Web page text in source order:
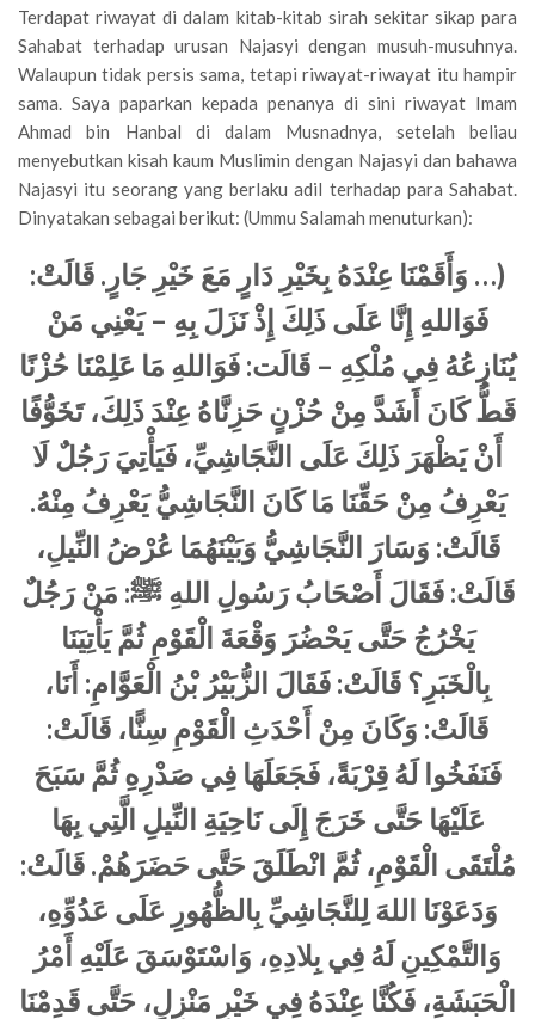
Terdapat riwayat di dalam kitab-kitab sirah sekitar sikap para
Sahabat terhadap urusan Najasyi dengan musuh-musuhnya.
Walaupun tidak persis sama, tetapi riwayat-riwayat itu hampir
sama. Saya paparkan kepada penanya di sini riwayat Imam
Ahmad bin Hanbal di dalam Musnadnya, setelah beliau
menyebutkan kisah kaum Muslimin dengan Najasyi dan bahawa
Najasyi itu seorang yang berlaku adil terhadap para Sahabat.
Dinyatakan sebagai berikut: (Ummu Salamah menuturkan):
(… وَأَقَمْنَا عِنْدَهُ بِخَيْرِ دَارٍ مَعَ خَيْرِ جَارٍ. قَالَتْ:
فَوَاللهِ إِنَّا عَلَى ذَلِكَ إِذْ نَزَلَ بِهِ – يَعْنِي مَنْ
يُنَازِعُهُ فِي مُلْكِهِ – قَالَت: فَوَاللهِ مَا عَلِمْنَا حُزْنًا
قَطُّ كَانَ أَشَدَّ مِنْ حُزْنٍ حَزِنَّاهُ عِنْدَ ذَلِكَ، تَخَوُّفًا
أَنْ يَظْهَرَ ذَلِكَ عَلَى النَّجَاشِيِّ، فَيَأْتِيَ رَجُلٌ لَا
يَعْرِفُ مِنْ حَقِّنَا مَا كَانَ النَّجَاشِيُّ يَعْرِفُ مِنْهُ.
قَالَتْ: وَسَارَ النَّجَاشِيُّ وَبَيْنَهُمَا عُرْضُ النِّيلِ،
قَالَتْ: فَقَالَ أَصْحَابُ رَسُولِ اللهِ ﷺ: مَنْ رَجُلٌ
يَخْرُجُ حَتَّى يَحْضُرَ وَقْعَةَ الْقَوْمِ ثُمَّ يَأْتِيَنَا
بِالْخَبَرِ؟ قَالَتْ: فَقَالَ الزُّبَيْرُ بْنُ الْعَوَّامِ: أَنَا،
قَالَتْ: وَكَانَ مِنْ أَحْدَثِ الْقَوْمِ سِنًّا، قَالَتْ:
فَنَفَخُوا لَهُ قِرْبَةً، فَجَعَلَهَا فِي صَدْرِهِ ثُمَّ سَبَحَ
عَلَيْهَا حَتَّى خَرَجَ إِلَى نَاحِيَةِ النِّيلِ الَّتِي بِهَا
مُلْتَقَى الْقَوْمِ، ثُمَّ انْطَلَقَ حَتَّى حَضَرَهُمْ. قَالَتْ:
وَدَعَوْنَا اللهَ لِلنَّجَاشِيِّ بِالظُّهُورِ عَلَى عَدُوِّهِ،
وَالتَّمْكِينِ لَهُ فِي بِلادِهِ، وَاسْتَوْسَقَ عَلَيْهِ أَمْرُ
الْحَبَشَةِ، فَكُنَّا عِنْدَهُ فِي خَيْرِ مَنْزِلٍ، حَتَّى قَدِمْنَا